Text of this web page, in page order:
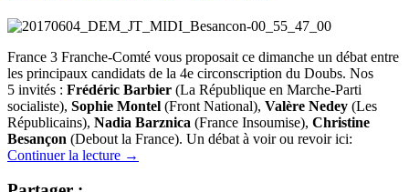
France 3 Franche-Comté vous proposait ce dimanche un débat entre
les principaux candidats de la 4e circonscription du Doubs. Nos
5 invités : Frédéric Barbier (La République en Marche-Parti
socialiste), Sophie Montel (Front National), Valère Nedey (Les
Républicains), Nadia Barznica (France Insoumise), Christine
Besançon (Debout la France). Un débat à voir ou revoir ici:
Continuer la lecture →